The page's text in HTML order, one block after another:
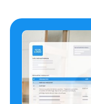
classer les individus
hiérarchique pour
qu’employeur, il est